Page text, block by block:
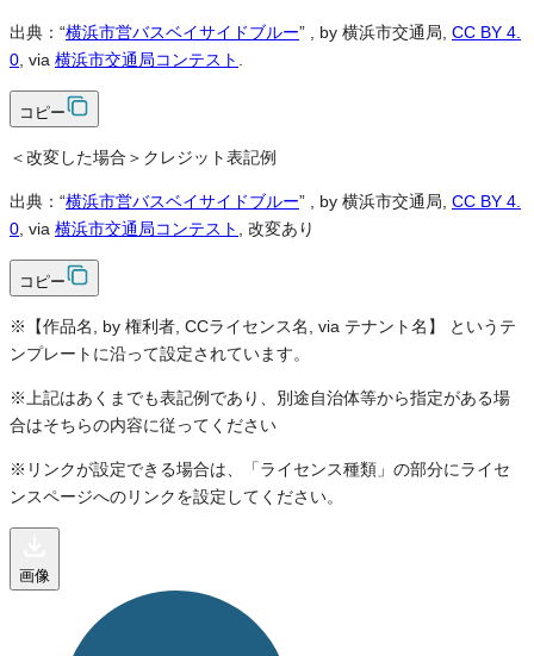
出典：“横浜市営バスベイサイドブルー” , by 横浜市交通局, CC BY 4.
0 , via 横浜市交通局コンテスト
コピー
＜改変した場合＞クレジット表記例
出典：“横浜市営バスベイサイドブルー” , by 横浜市交通局, CC BY 4.
0 , via 横浜市交通局コンテスト , 改変あり
コピー
※【作品名, by 権利者, CCライセンス名, via テナント名】 というテ
ンプレートに沿って設定されています。
※上記はあくまでも表記例であり、別途自治体等から指定がある場
合はそちらの内容に従ってください
※リンクが設定できる場合は、「ライセンス種類」の部分にライセ
ンスページへのリンクを設定してください。
画像